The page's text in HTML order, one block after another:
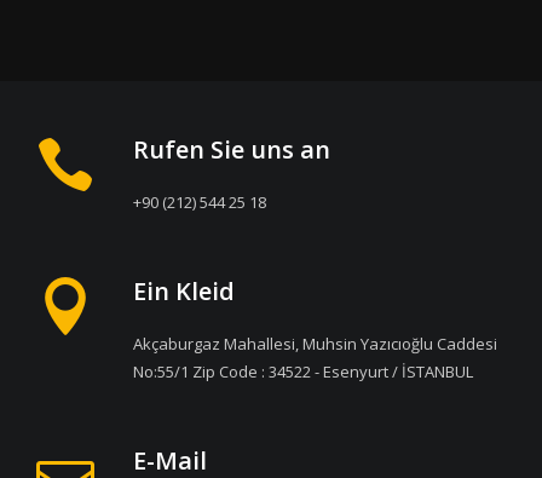
Rufen Sie uns an
+90 (212) 544 25 18
Ein Kleid
Akçaburgaz Mahallesi, Muhsin Yazıcıoğlu Caddesi
No:55/1 Zip Code : 34522 - Esenyurt / İSTANBUL
E-Mail